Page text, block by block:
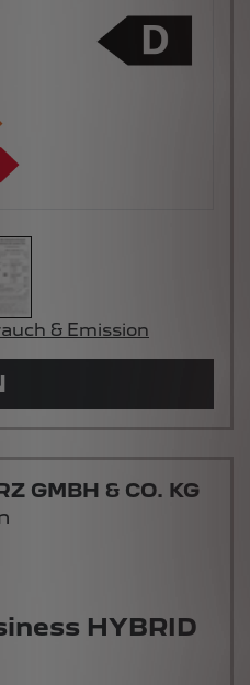
& Emission
HYBRID
GMBH & CO. KG